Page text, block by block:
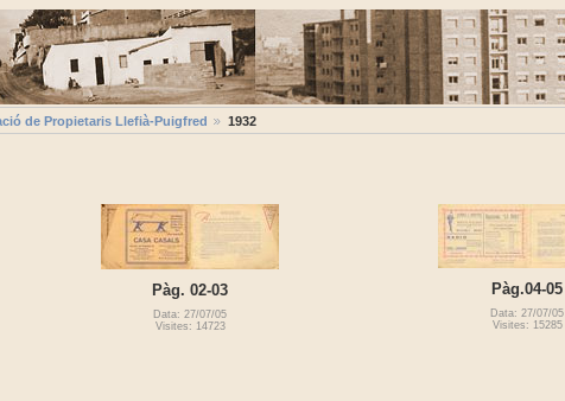
de Propietaris Llefià-Puigfred 1932
Pàg. 02-03
Data: 27/07/05
Visites: 14723
Pàg.04-05
Data: 27/07/05
Visites: 15285